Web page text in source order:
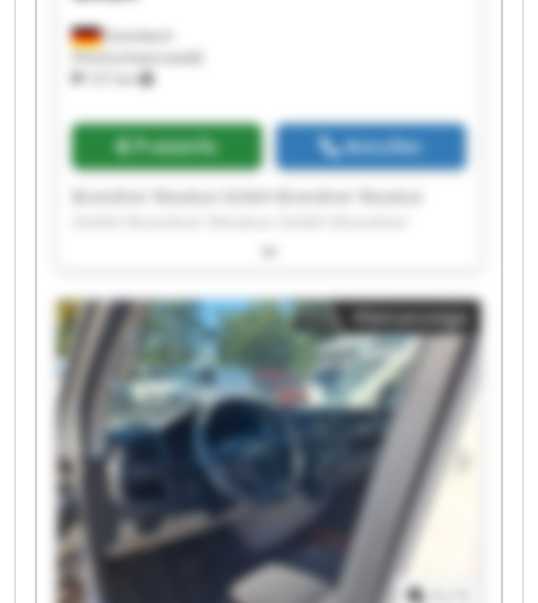
Eisenbach
(Hochschwarzwald)
Preisinfo Anrufen
Revalue GmbH Brandner Revalue GmbH
GmbH Brandner Revalue GmbH Brandner
Revalue GmbH Brandner Revalue GmbH
Brandner Revalue GmbH Brandner Revalue
GmbH Brandner Revalue GmbH Brandner
Revalue GmbH Brandner Revalue GmbH
Brandner Revalue GmbH Brandner Revalue
GmbH Brandner Revalue GmbH Brandner
Revalue GmbH Brandner Revalue GmbH
Kleinanzeige